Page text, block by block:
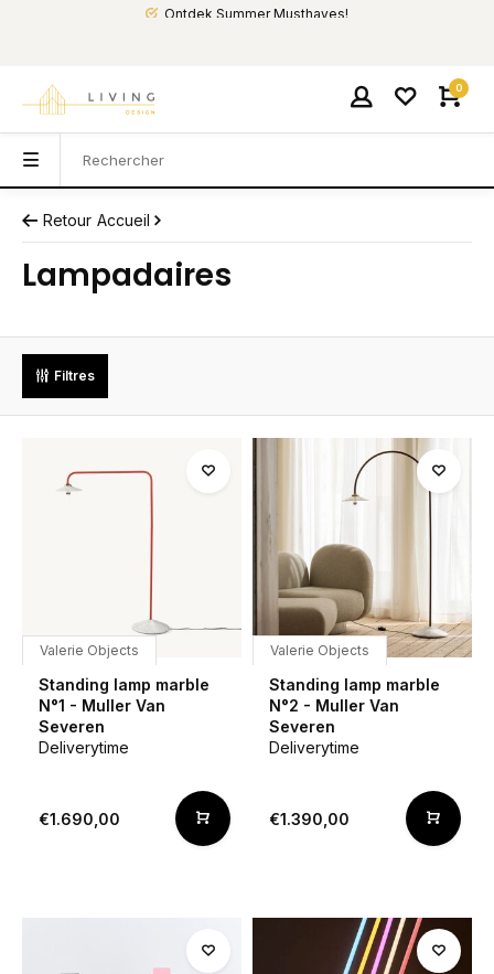
Ontdek Summer Musthaves!
0
Retour Accueil
Lampadaires
Filtres
Valerie Objects
Standing lamp marble
N°1 - Muller Van
Severen
Deliverytime
€1.690,00
Valerie Objects
Standing lamp marble
N°2 - Muller Van
Severen
Deliverytime
€1.390,00